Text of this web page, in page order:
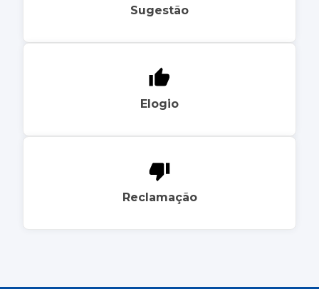
Sugestão
Elogio
Reclamação